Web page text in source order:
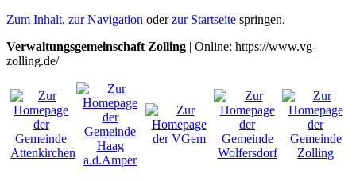
Zum Inhalt, zur Navigation oderzur Startseite springen.
Verwaltungsgemeinschaft Zolling | Online: https://www.vg-
zolling.de/